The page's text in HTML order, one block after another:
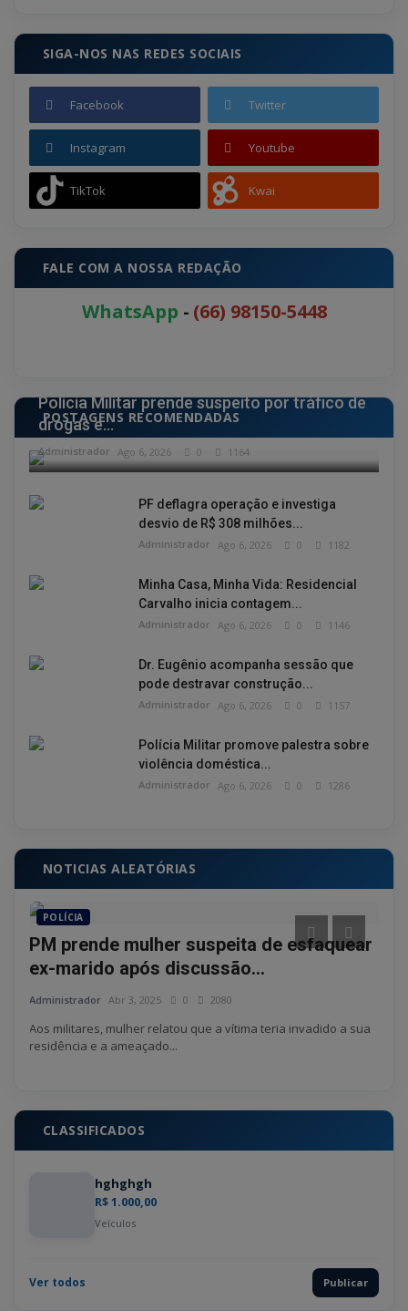
SIGA-NOS NAS REDES SOCIAIS
Facebook Twitter
Instagram Youtube
TikTok Kwai
FALE COM A NOSSA REDAÇÃO
WhatsApp - (66) 98150-5448
POSTAGENS RECOMENDADAS
Polícia Militar prende suspeito por tráfico de
drogas e...
Administrador Ago 6, 2026 0 1164
PF deflagra operação e investiga
desvio de R$ 308 milhões...
Administrador Ago 6, 2026 0 1182
Minha Casa, Minha Vida: Residencial
Carvalho inicia contagem...
Administrador Ago 6, 2026 0 1146
Dr. Eugênio acompanha sessão que
pode destravar construção...
Administrador Ago 6, 2026 0 1157
Polícia Militar promove palestra sobre
violência doméstica...
Administrador Ago 6, 2026 0 1286
NOTICIAS ALEATÓRIAS
POLÍCIA
PM prende mulher suspeita de esfaquear
ex-marido após discussão...
Administrador Abr 3, 2025 0 2080
Aos militares, mulher relatou que a vítima teria invadido a sua
residência e a ameaçado...
CLASSIFICADOS
hghghgh
R$ 1.000,00
Veículos
Ver todos Publicar